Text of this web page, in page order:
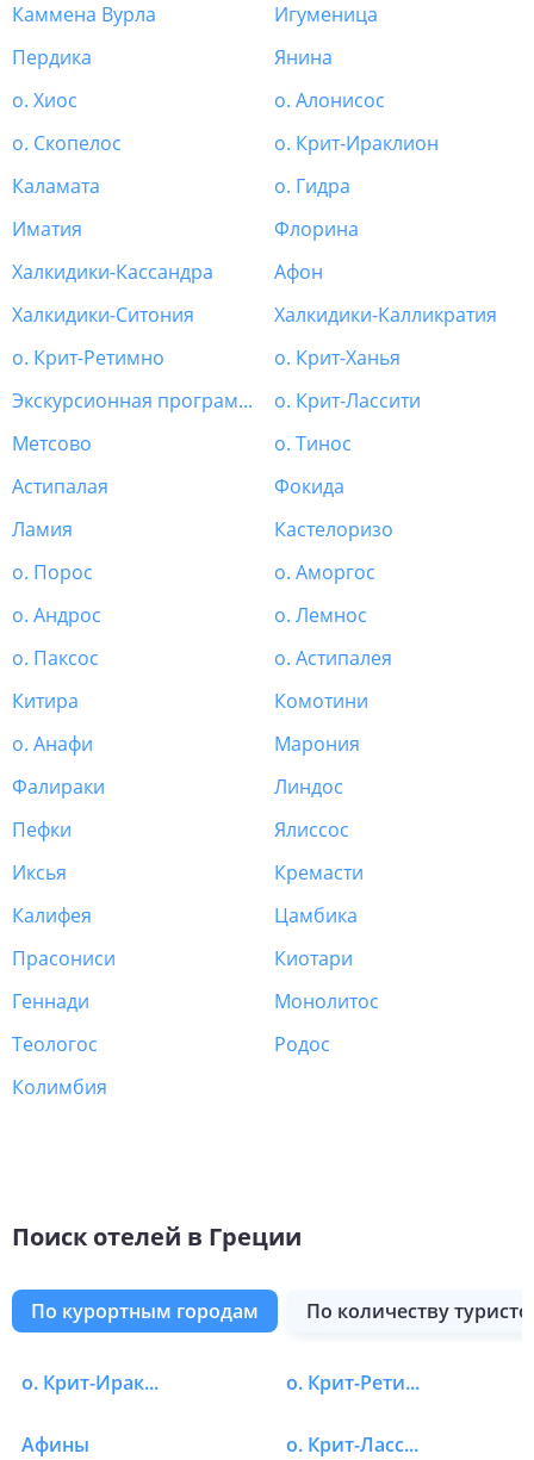
Каммена Вурла
Игуменица
Пердика
Янина
о. Хиос
о. Алонисос
о. Скопелос
о. Крит-Ираклион
Каламата
о. Гидра
Иматия
Флорина
Халкидики-Кассандра
Афон
Халкидики-Ситония
Халкидики-Калликратия
о. Крит-Ретимно
о. Крит-Ханья
Экскурсионная программа Греция
о. Крит-Лассити
Метсово
о. Тинос
Астипалая
Фокида
Ламия
Кастелоризо
о. Порос
о. Аморгос
о. Андрос
о. Лемнос
о. Паксос
о. Астипалея
Китира
Комотини
о. Анафи
Марония
Фалираки
Линдос
Пефки
Ялиссос
Иксья
Кремасти
Калифея
Цамбика
Прасониси
Киотари
Геннади
Монолитос
Теологос
Родос
Колимбия
Поиск отелей в Греции
по курортным городам по количеству
Отели в Греции в
о. Крит-Ираклион о. Крит-Ретимно
Афины о. Крит-Лассити